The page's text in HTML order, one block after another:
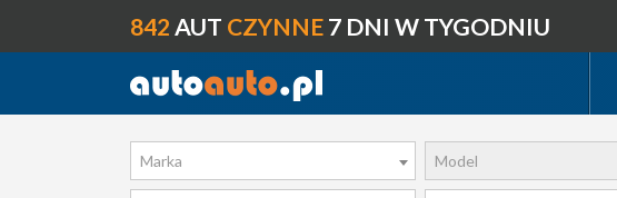
842 AUT CZYNNE 7 DNI W TYGODNIU
Marka Model